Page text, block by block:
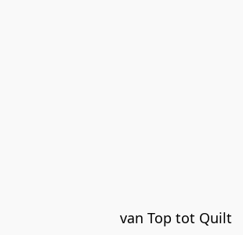
van Top tot Quilt